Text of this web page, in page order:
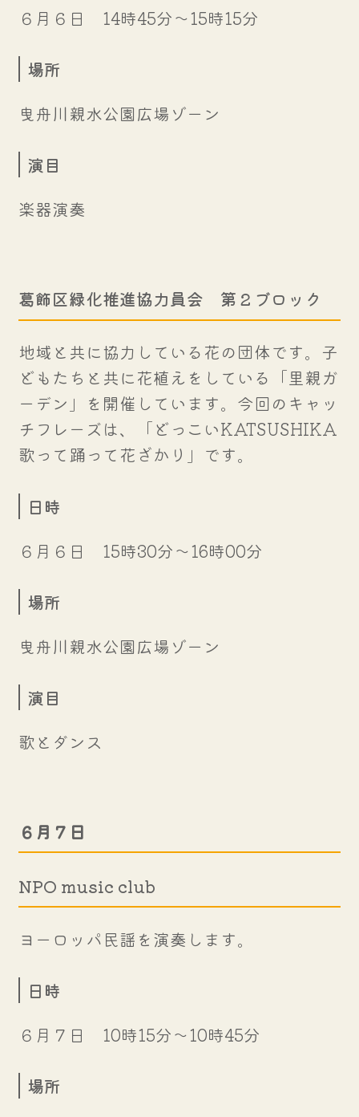
６月６日 14時45分～15時15分
場所
曳舟川親水公園広場ゾーン
演目
楽器演奏
葛飾区緑化推進協力員会 第２ブロック
地域と共に協力している花の団体です。子
どもたちと共に花植えをしている「里親ガ
ーデン」を開催しています。今回のキャッ
チフレーズは、「どっこいKATSUSHIKA
歌って踊って花ざかり」です。
日時
６月６日 15時30分～16時00分
場所
曳舟川親水公園広場ゾーン
演目
歌とダンス
６月７日
NPO music club
ヨーロッパ民謡を演奏します。
日時
６月７日 10時15分～10時45分
場所